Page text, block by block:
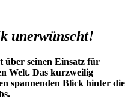
unerwünscht!
über seinen Einsatz für
Welt. Das kurzweilig
spannenden Blick hinter die